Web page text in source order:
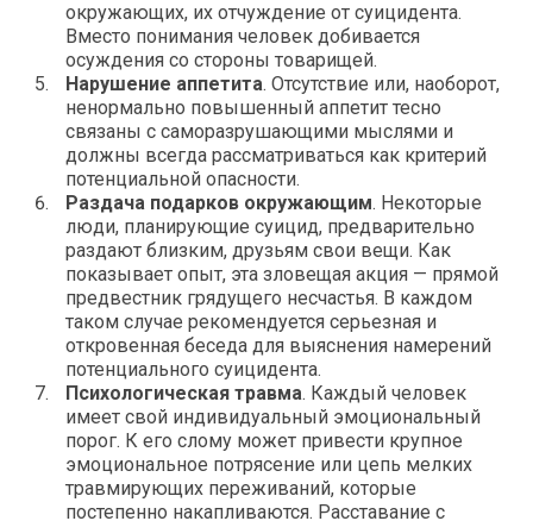
окружающих, их отчуждение от суицидента.
Вместо понимания человек добивается
осуждения со стороны товарищей.
Нарушение аппетита. Отсутствие или, наоборот,
ненормально повышенный аппетит тесно
связаны с саморазрушающими мыслями и
должны всегда рассматриваться как критерий
потенциальной опасности.
Раздача подарков окружающим. Некоторые
люди, планирующие суицид, предварительно
раздают близким, друзьям свои вещи. Как
показывает опыт, эта зловещая акция — прямой
предвестник грядущего несчастья. В каждом
таком случае рекомендуется серьезная и
откровенная беседа для выяснения намерений
потенциального суицидента.
Психологическая травма. Каждый человек
имеет свой индивидуальный эмоциональный
порог. К его слому может привести крупное
эмоциональное потрясение или цепь мелких
травмирующих переживаний, которые
постепенно накапливаются. Расставание с